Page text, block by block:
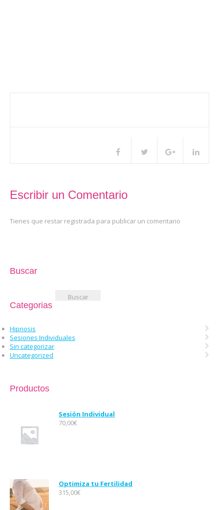
Escribir un Comentario
Tienes que restar registrada para publicar un comentario
Buscar
Categorias
Hipnosis
Sesiones Individuales
Sin categorizar
Uncategorized
Productos
Sesión Individual
70,00€
Optimiza tu Fertilidad
315,00€